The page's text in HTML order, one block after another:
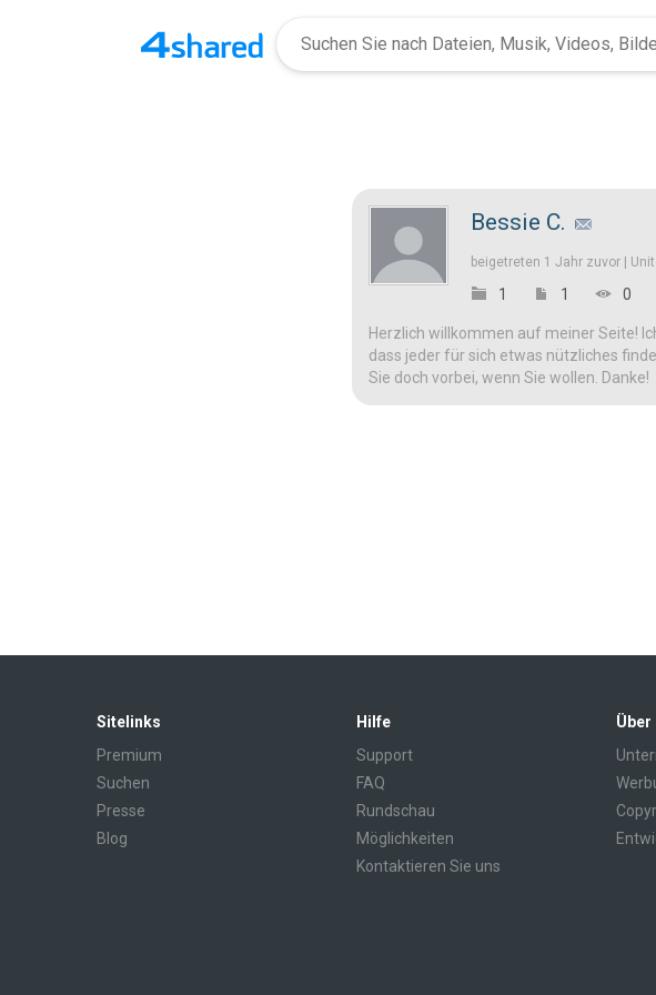
Bessie C.
beigetreten 1 Jahr zuvor |
1 1 0
Herzlich willkommen auf meiner Seite!
dass jeder für sich etwas nützliches
Sie doch vorbei, wenn Sie wollen. Danke!
Sitelinks
Premium
Suchen
Presse
Blog
Hilfe
Support
FAQ
Rundschau
Möglichkeiten
Kontaktieren Sie uns
Über